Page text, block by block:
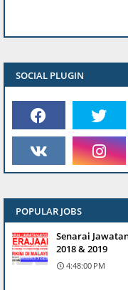
SOCIAL PLUGIN
POPULAR JOBS
Senarai
2018 & 2019
4:48:00 PM